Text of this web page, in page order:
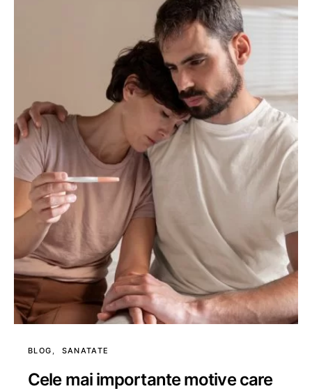
BLOG SANATATE
Cele mai importante motive care